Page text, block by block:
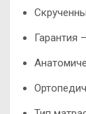
Гарантия